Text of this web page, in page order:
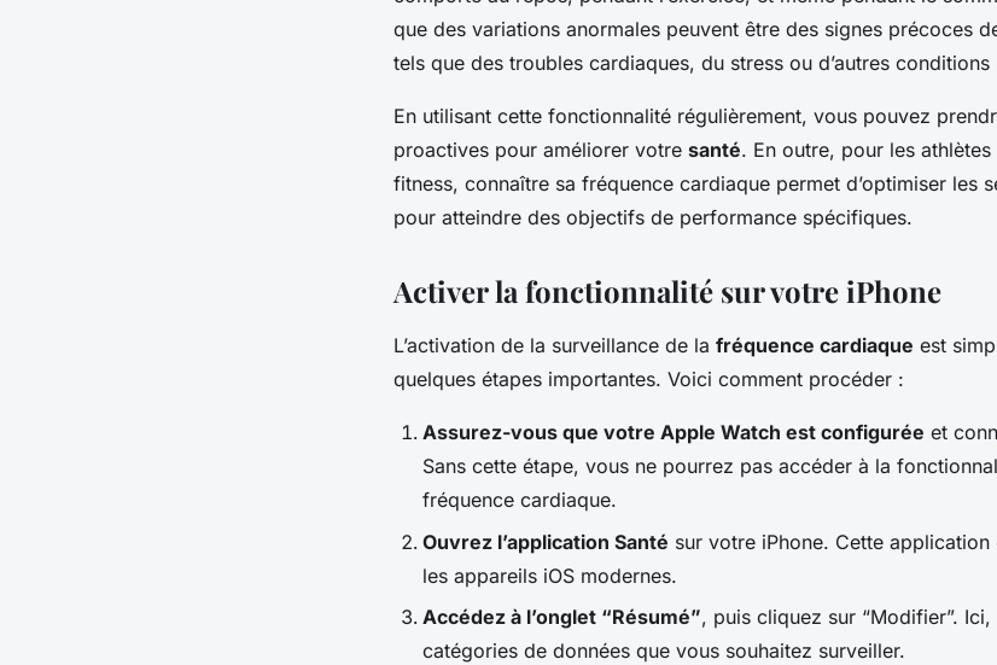
que des variations anormales peuvent être des signes précoces
tels que des troubles cardiaques, du stress ou d’autres conditions
En utilisant cette fonctionnalité régulièrement, vous pouvez
proactives pour améliorer votre santé. En outre, pour les
fitness, connaître sa fréquence cardiaque permet d’optimiser les
pour atteindre des objectifs de performance spécifiques.
Activer la fonctionnalité sur votre iPhone
L’activation de la surveillance de la fréquence cardiaque est
quelques étapes importantes. Voici comment procéder :
Assurez-vous que votre Apple Watch est configurée et
Sans cette étape, vous ne pourrez pas accéder à la
fréquence cardiaque.
Ouvrez l’application Santé sur votre iPhone. Cette
les appareils iOS modernes.
Accédez à l’onglet “Résumé”, puis cliquez sur “Modifier”.
catégories de données que vous souhaitez surveiller.